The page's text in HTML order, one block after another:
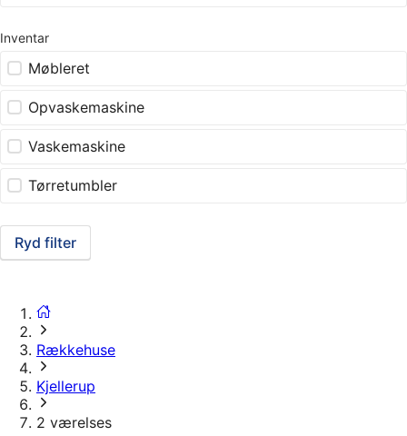
Inventar
Møbleret
Opvaskemaskine
Vaskemaskine
Tørretumbler
Ryd filter
Rækkehuse
Kjellerup
2 værelses